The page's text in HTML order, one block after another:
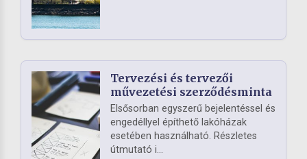
Tervezési és tervezői
művezetési szerződésminta
Elsősorban egyszerű bejelentéssel és
engedéllyel építhető lakóházak
esetében használható. Részletes
útmutató i...